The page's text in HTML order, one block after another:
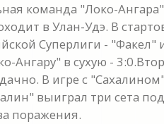
команда "Локо-
в Улан-Удэ. В
Суперлиги - "Факел"
Ангару" в сухую -
В игре с
выиграл три сета
поражения.